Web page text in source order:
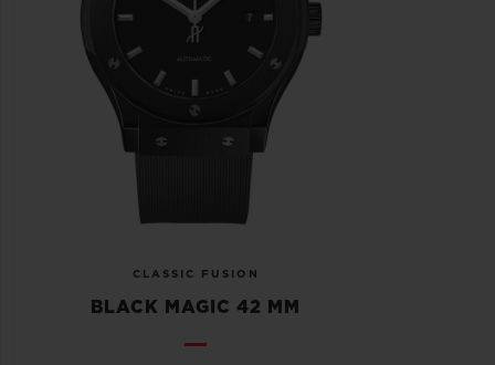
CLASSIC FUSION
BLACK MAGIC 42 MM